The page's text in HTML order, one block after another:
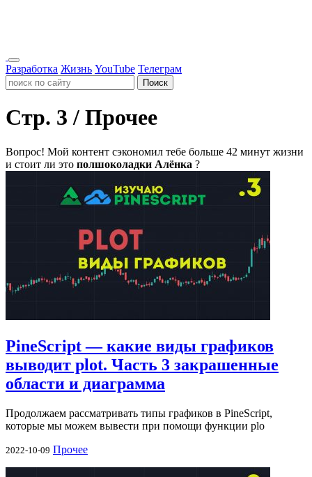
Разработка Жизнь YouTube Телеграм
Поиск
Стр. 3 / Прочее
Вопрос! Мой контент сэкономил тебе больше 42 минут жизни
и стоит ли это полшоколадки Алёнка ?
PineScript — какие виды графиков
выводит plot. Часть 3 закрашенные
области и диаграмма
Продолжаем рассматривать типы графиков в PineScript,
которые мы можем вывести при помощи функции plo
2022-10-09 Прочее